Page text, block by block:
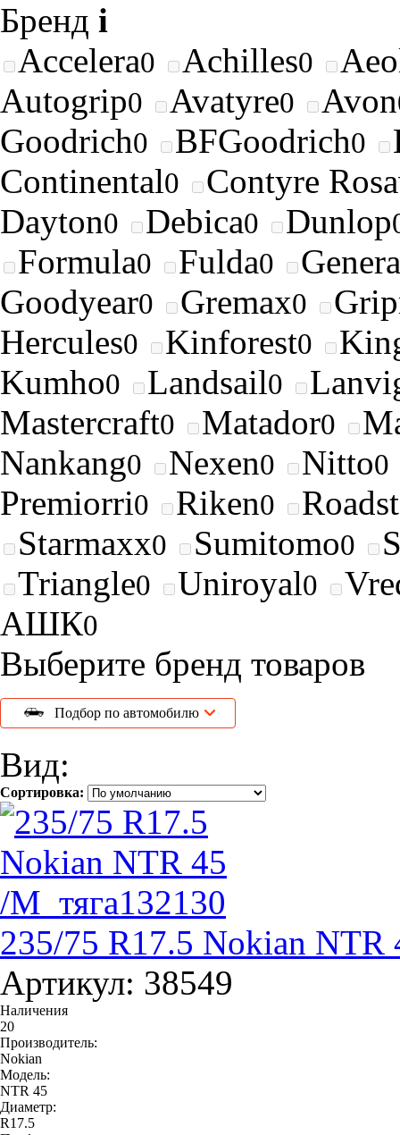
Бренд i
Accelera0 Achilles0
Autogrip0 Avatyre0 Avon
Goodrich0 BFGoodrich0
Continental0
Contyre
Dayton0 Debica0 Dunlop
Formula0 Fulda0
Goodyear0 Gremax0
Hercules0 Kinforest0
Kumho0 Landsail0
Mastercraft0 Matador0
Nankang0 Nexen0 Nitto0
Premiorri0 Riken0
Starmaxx0 Sumitomo0
Triangle0 Uniroyal0
АШК0
Выберите бренд товаров
Подбор по автомобилю
Вид:
Сортировка:
235/75 R17.5 Nokian NTR
Артикул: 38549
Наличения
20
Производитель:
Nokian
Модель:
NTR 45
Диаметр:
R17.5